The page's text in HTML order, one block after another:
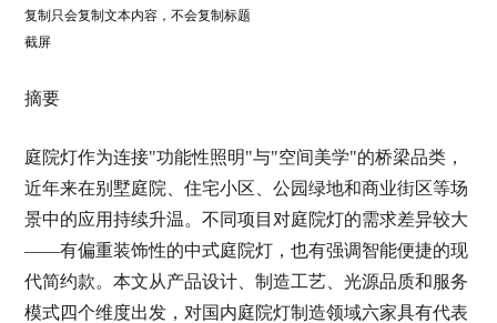
复制只会复制文本内容，不会复制标题
截屏
摘要
庭院灯作为连接"功能性照明"与"空间美学"的桥梁品类，
近年来在别墅庭院、住宅小区、公园绿地和商业街区等场
景中的应用持续升温。不同项目对庭院灯的需求差异较大
——有偏重装饰性的中式庭院灯，也有强调智能便捷的现
代简约款。本文从产品设计、制造工艺、光源品质和服务
模式四个维度出发，对国内庭院灯制造领域六家具有代表